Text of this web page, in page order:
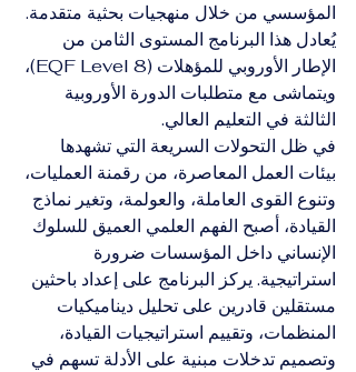
المؤسسي من خلال منهجيات بحثية متقدمة.
يُعادل هذا البرنامج المستوى الثامن من
الإطار الأوروبي للمؤهلات (EQF Level 8)،
ويتماشى مع متطلبات الدورة الأوروبية
الثالثة في التعليم العالي.
في ظل التحولات السريعة التي تشهدها
بيئات العمل المعاصرة، من رقمنة العمليات،
وتنوع القوى العاملة، والعولمة، وتغير نماذج
القيادة، أصبح الفهم العلمي العميق للسلوك
الإنساني داخل المؤسسات ضرورة
استراتيجية. يركز البرنامج على إعداد باحثين
مستقلين قادرين على تحليل ديناميكيات
المنظمات، وتقييم استراتيجيات القيادة،
وتصميم تدخلات مبنية على الأدلة تسهم في